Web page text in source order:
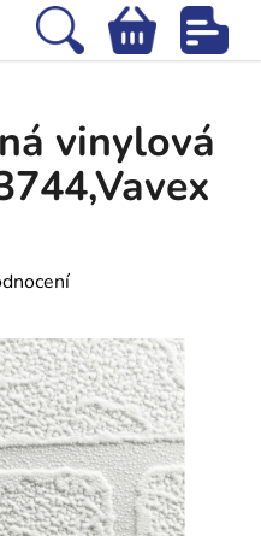
Hledat
NÁKUPNÍ
vinylová